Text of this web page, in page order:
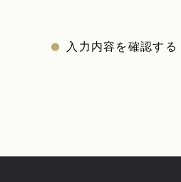
入力内容を確認する